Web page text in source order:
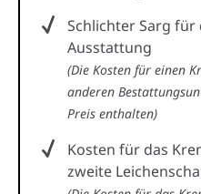
Schlichter Sarg für
Ausstattung
(Die Kosten für einen
anderen
Preis enthalten)
Kosten für das
zweite